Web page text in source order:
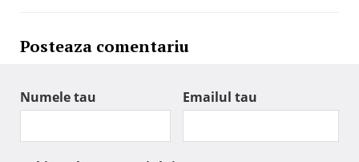
Posteaza comentariu
Numele tau Emailul tau